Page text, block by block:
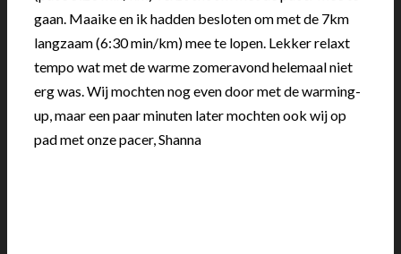
gaan. Maaike en ik hadden besloten om met de 7km
langzaam (6:30 min/km) mee te lopen. Lekker relaxt
tempo wat met de warme zomeravond helemaal niet
erg was. Wij mochten nog even door met de warming-
up, maar een paar minuten later mochten ook wij op
pad met onze pacer, Shanna